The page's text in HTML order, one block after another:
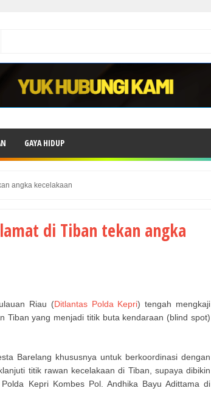
GAYA HIDUP
angka kecelakaan
di Tiban tekan angka
Riau (Ditlantas Polda Kepri) tengah mengkaji
Tiban yang menjadi titik buta kendaraan (blind spot)
Barelang khususnya untuk berkoordinasi dengan
titik rawan kecelakaan di Tiban, supaya dibikin
Kepri Kombes Pol. Andhika Bayu Adittama di